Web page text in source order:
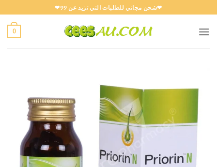
للمحتوى
❤شحن مجاني للطلبات التي تزيد عن 99❤
0